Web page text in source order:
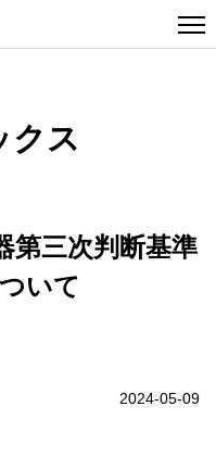
クス
第三次判断基準
いて
2024-05-09